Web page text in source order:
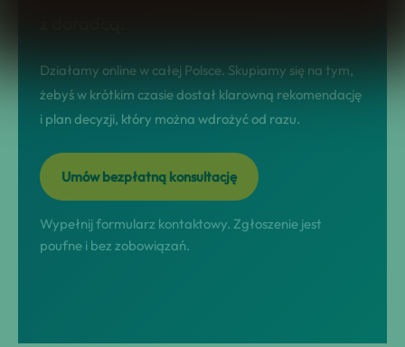
Działamy online w całej Polsce. Skupiamy się na tym,
żebyś w krótkim czasie dostał klarowną rekomendację
i plan decyzji, który można wdrożyć od razu.
Umów bezpłatną konsultację
Wypełnij formularz kontaktowy. Zgłoszenie jest
poufne i bez zobowiązań.